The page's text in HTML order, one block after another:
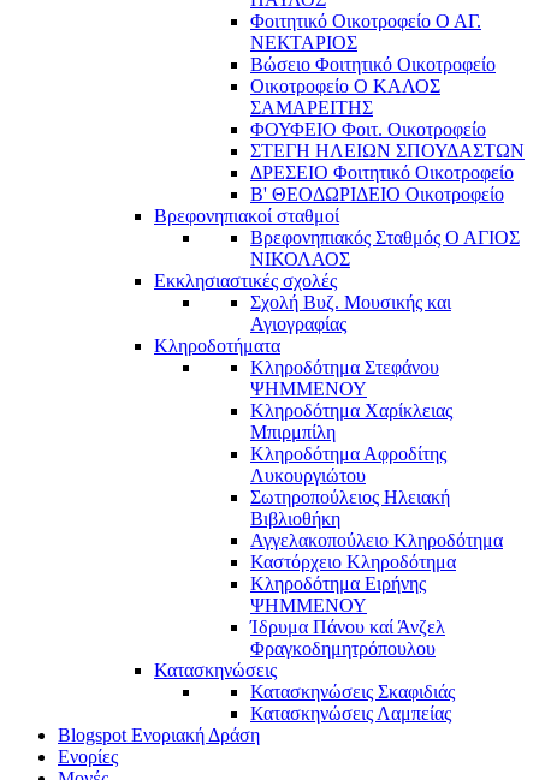
Φοιτητικό Οικοτροφείο Ο ΑΓ.
ΝΕΚΤΑΡΙΟΣ
Βώσειο Φοιτητικό Οικοτροφείο
Οικοτροφείο Ο ΚΑΛΟΣ
ΣΑΜΑΡΕΙΤΗΣ
ΦΟΥΦΕΙΟ Φοιτ. Οικοτροφείο
ΣΤΕΓΗ ΗΛΕΙΩΝ ΣΠΟΥΔΑΣΤΩΝ
ΔΡΕΣΕΙΟ Φοιτητικό Οικοτροφείο
Β' ΘΕΟΔΩΡΙΔΕΙΟ Οικοτροφείο
Βρεφονηπιακοί σταθμοί
Βρεφονηπιακός Σταθμός Ο ΑΓΙΟΣ
ΝΙΚΟΛΑΟΣ
Εκκλησιαστικές σχολές
Σχολή Βυζ. Μουσικής και
Αγιογραφίας
Κληροδοτήματα
Κληροδότημα Στεφάνου
ΨΗΜΜΕΝΟΥ
Κληροδότημα Χαρίκλειας
Μπιρμπίλη
Κληροδότημα Αφροδίτης
Λυκουργιώτου
Σωτηροπούλειος Ηλειακή
Βιβλιοθήκη
Αγγελακοπούλειο Κληροδότημα
Καστόρχειο Κληροδότημα
Κληροδότημα Ειρήνης
ΨΗΜΜΕΝΟΥ
Ίδρυμα Πάνου καί Άνζελ
Φραγκοδημητρόπουλου
Κατασκηνώσεις
Κατασκηνώσεις Σκαφιδιάς
Κατασκηνώσεις Λαμπείας
Blogspot Ενοριακή Δράση
Ενορίες